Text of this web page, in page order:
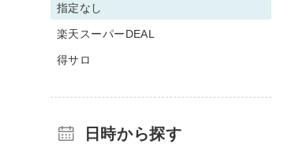
指定なし
楽天スーパーDEAL
得サロ
日時から探す